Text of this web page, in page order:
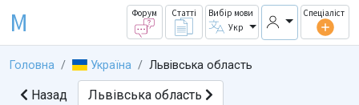
M Форум Статті
Вибір мови
Укр
Спеціаліст
Головна Україна Львівська область
Назад Львівська область